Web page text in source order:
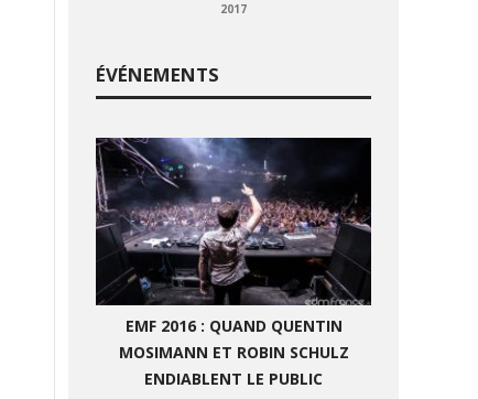
2017
ÉVÉNEMENTS
EMF 2016 : QUAND QUENTIN
MOSIMANN ET ROBIN SCHULZ
ENDIABLENT LE PUBLIC